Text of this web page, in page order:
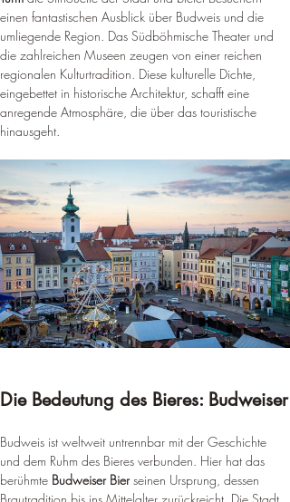
einen fantastischen Ausblick über Budweis und die
umliegende Region. Das Südböhmische Theater und
die zahlreichen Museen zeugen von einer reichen
regionalen Kulturtradition. Diese kulturelle Dichte,
eingebettet in historische Architektur, schafft eine
anregende Atmosphäre, die über das touristische
hinausgeht.
Die Bedeutung des Bieres: Budweiser
Budweis ist weltweit untrennbar mit der Geschichte
und dem Ruhm des Bieres verbunden. Hier hat das
berühmte Budweiser Bier seinen Ursprung, dessen